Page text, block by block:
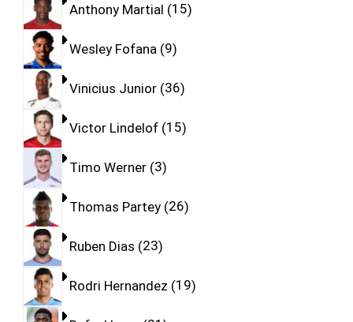
Anthony Martial 15
Wesley Fofana 9
Vinicius Junior 36
Victor Lindelof 15
Timo Werner 3
Thomas Partey 26
Ruben Dias 23
Rodri Hernandez 19